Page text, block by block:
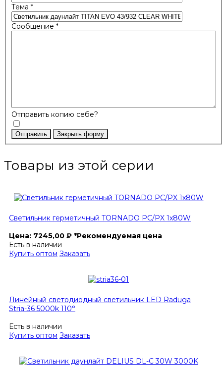
Тема *
Сообщение *
Отправить копию себе?
Отправить Закрыть форму
Товары из этой серии
Светильник герметичный TORNADO PC/PX 1x80W
Цена: 7245,00 ₽ *Рекомендуемая цена
Есть в наличии
Купить оптом Заказать
Линейный светодиодный светильник LED Raduga
Stria-36 5000k 110°
Есть в наличии
Купить оптом Заказать